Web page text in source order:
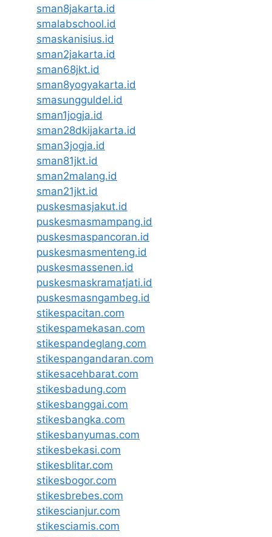
sman8jakarta.id
smalabschool.id
smaskanisius.id
sman2jakarta.id
sman68jkt.id
sman8yogyakarta.id
smasungguldel.id
sman1jogja.id
sman28dkijakarta.id
sman3jogja.id
sman81jkt.id
sman2malang.id
sman21jkt.id
puskesmasjakut.id
puskesmasmampang.id
puskesmaspancoran.id
puskesmasmenteng.id
puskesmassenen.id
puskesmaskramatjati.id
puskesmasngambeg.id
stikespacitan.com
stikespamekasan.com
stikespandeglang.com
stikespangandaran.com
stikesacehbarat.com
stikesbadung.com
stikesbanggai.com
stikesbangka.com
stikesbanyumas.com
stikesbekasi.com
stikesblitar.com
stikesbogor.com
stikesbrebes.com
stikescianjur.com
stikesciamis.com